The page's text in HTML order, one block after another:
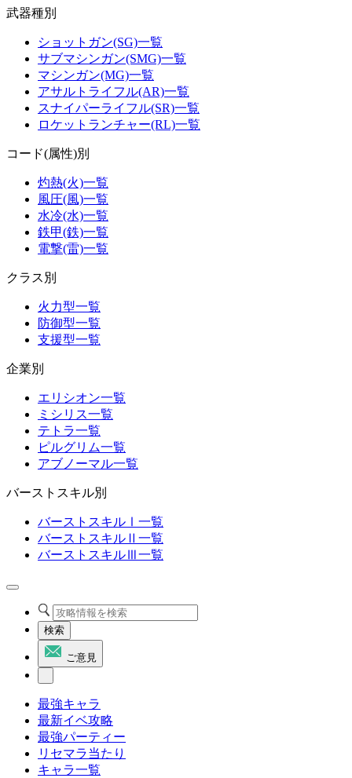
武器種別
ショットガン(SG)一覧
サブマシンガン(SMG)一覧
マシンガン(MG)一覧
アサルトライフル(AR)一覧
スナイパーライフル(SR)一覧
ロケットランチャー(RL)一覧
コード(属性)別
灼熱(火)一覧
風圧(風)一覧
水冷(水)一覧
鉄甲(鉄)一覧
電撃(雷)一覧
クラス別
火力型一覧
防御型一覧
支援型一覧
企業別
エリシオン一覧
ミシリス一覧
テトラ一覧
ピルグリム一覧
アブノーマル一覧
バーストスキル別
バーストスキルⅠ一覧
バーストスキルⅡ一覧
バーストスキルⅢ一覧
検索
ご意見
最強キャラ
最新イベ攻略
最強パーティー
リセマラ当たり
キャラ一覧